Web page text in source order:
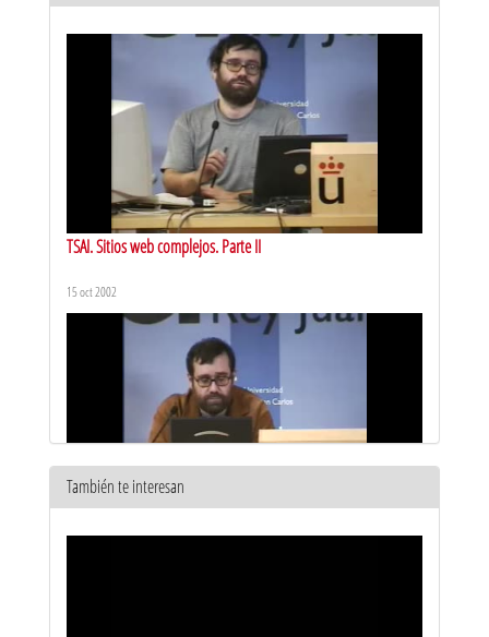
TSAI. Sitios web complejos. Parte II
15 oct 2002
También te interesan